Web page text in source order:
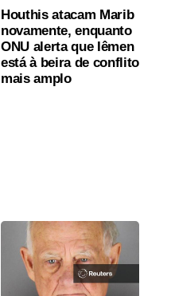
Houthis atacam Marib
novamente, enquanto
ONU alerta que Iêmen
está à beira de conflito
mais amplo